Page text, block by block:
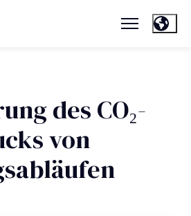
des CO₂-
von